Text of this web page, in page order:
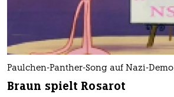
Paulchen-Panther-Song auf Nazi-Demo
Braun spielt Rosarot